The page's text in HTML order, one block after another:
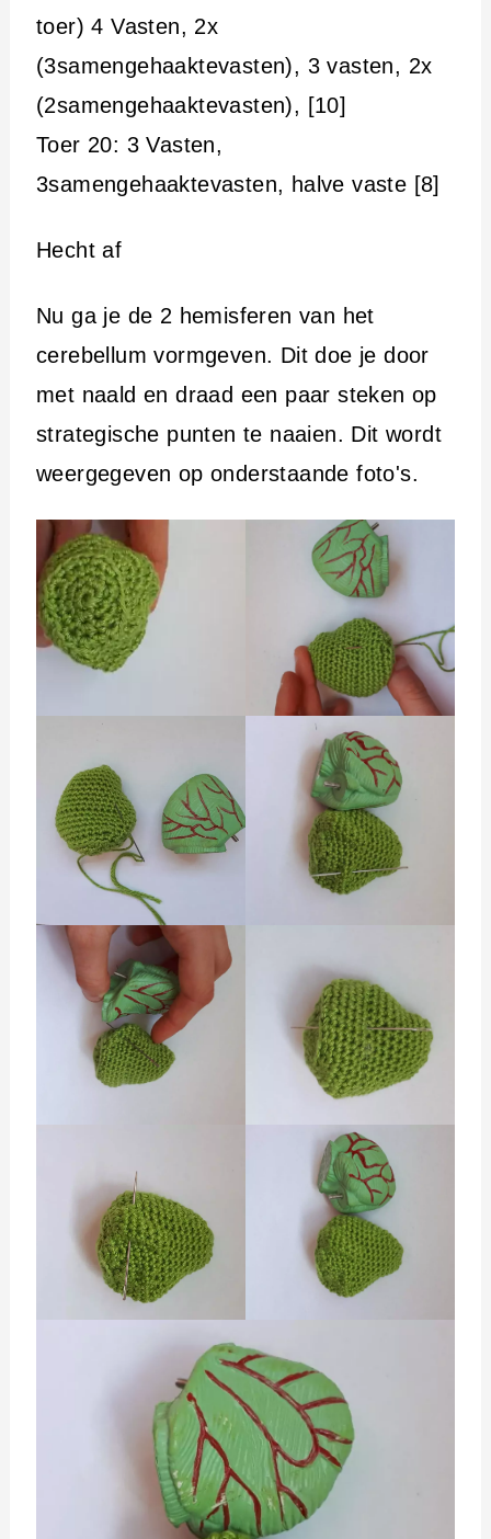
toer) 4 Vasten, 2x
(3samengehaaktevasten), 3 vasten, 2x
(2samengehaaktevasten), [10]
Toer 20: 3 Vasten,
3samengehaaktevasten, halve vaste [8]
Hecht af
Nu ga je de 2 hemisferen van het
cerebellum vormgeven. Dit doe je door
met naald en draad een paar steken op
strategische punten te naaien. Dit wordt
weergegeven op onderstaande foto's.